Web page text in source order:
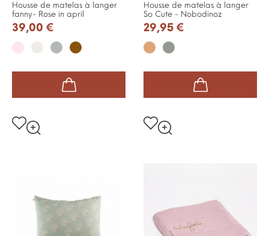
Housse de matelas à langer
fanny- Rose in april
39,00 €
Rose
ÉcruBleuCumin
Housse de matelas à langer
So Cute - Nobodinoz
29,95 €
Caramel
Antique